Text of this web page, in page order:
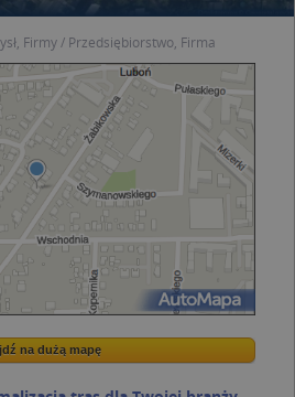
Firmy Przedsiębiorstwo, Firma
stronę
na dużą mapę
na dużą mapę